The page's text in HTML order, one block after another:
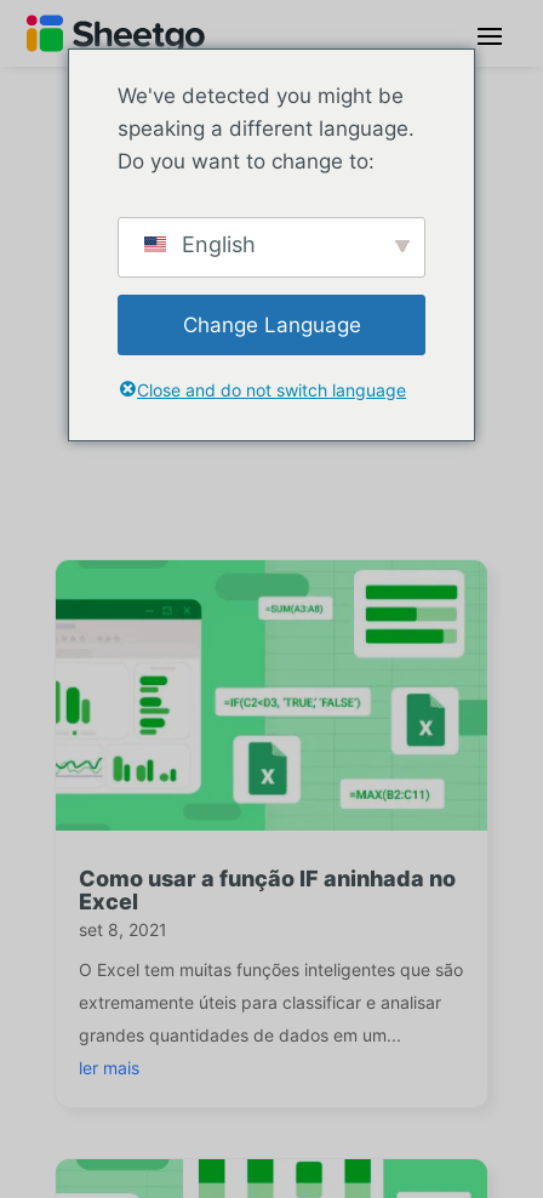
Artigos sobre
funções do
Excel
Como usar a função IF aninhada no
Excel
set 8, 2021
O Excel tem muitas funções inteligentes que são
extremamente úteis para classificar e analisar
grandes quantidades de dados em um...
ler mais
We've detected you might be
speaking a different language.
Do you want to change to:
English
Change Language
Close and do not switch language